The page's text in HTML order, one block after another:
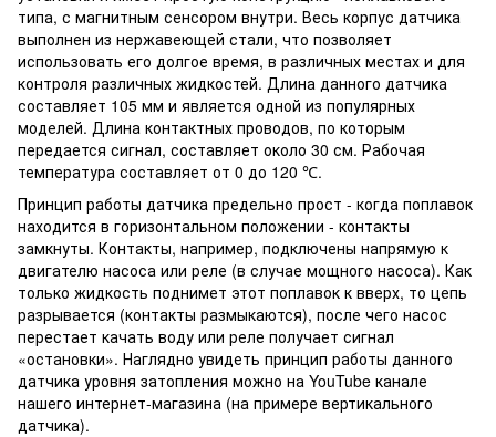
типа, с магнитным сенсором внутри. Весь корпус датчика
выполнен из нержавеющей стали, что позволяет
использовать его долгое время, в различных местах и для
контроля различных жидкостей. Длина данного датчика
составляет 105 мм и является одной из популярных
моделей. Длина контактных проводов, по которым
передается сигнал, составляет около 30 см. Рабочая
температура составляет от 0 до 120 ℃.
Принцип работы датчика предельно прост - когда поплавок
находится в горизонтальном положении - контакты
замкнуты. Контакты, например, подключены напрямую к
двигателю насоса или реле (в случае мощного насоса). Как
только жидкость поднимет этот поплавок к вверх, то цепь
разрывается (контакты размыкаются), после чего насос
перестает качать воду или реле получает сигнал
«остановки». Наглядно увидеть принцип работы данного
датчика уровня затопления можно на YouTube канале
нашего интернет-магазина (на примере вертикального
датчика).